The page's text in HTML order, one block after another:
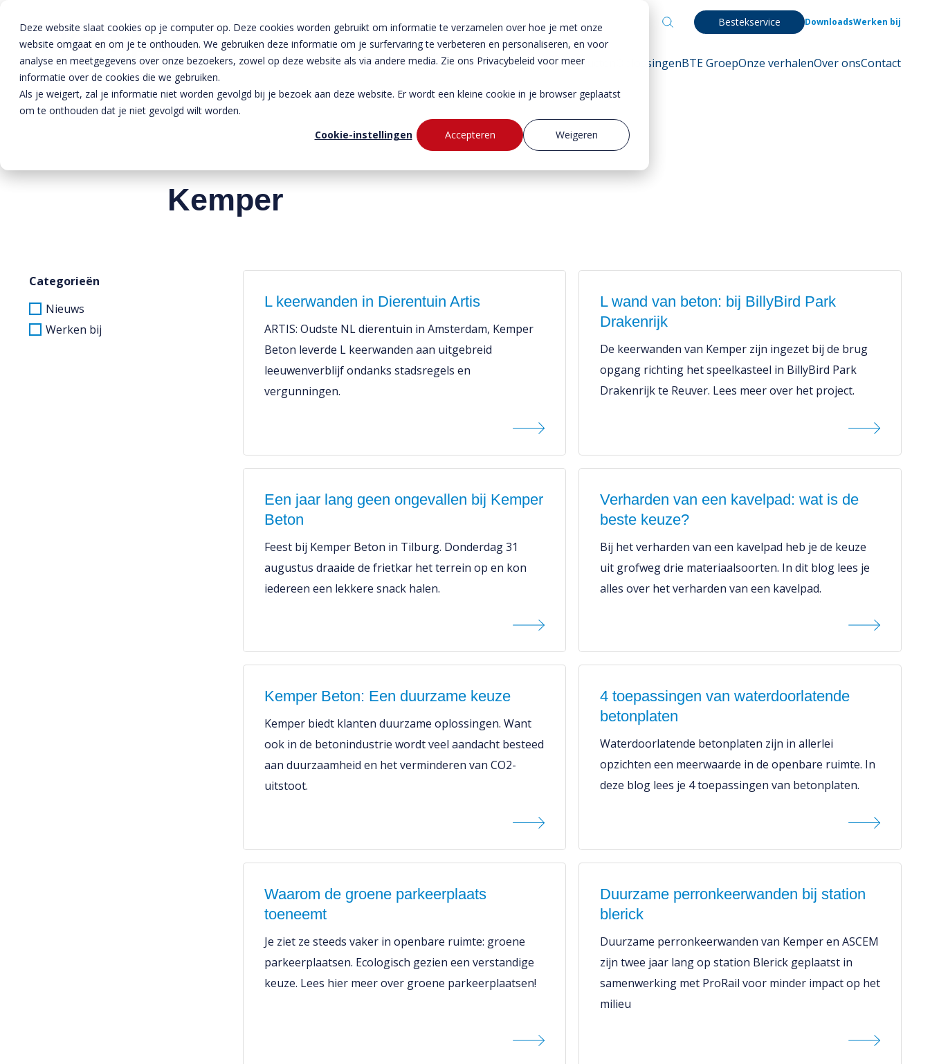
Deze website slaat cookies op je computer op. Deze cookies worden gebruikt om informatie te verzamelen over hoe je met onze
website omgaat en om je te onthouden. We gebruiken deze informatie om je surfervaring te verbeteren en personaliseren, en voor
analyse en meetgegevens over onze bezoekers, zowel op deze website als via andere media. Zie ons Privacybeleid voor meer
informatie over de cookies die we gebruiken.
Als je weigert, zal je informatie niet worden gevolgd bij je bezoek aan deze website. Er wordt een kleine cookie in je browser geplaatst
om te onthouden dat je niet gevolgd wilt worden.
Cookie-instellingen
Accepteren Weigeren
Bestekservice DownloadsWerken bij
Producten OplossingenBTE GroepOnze verhalenOver onsContact
Home»Nieuws »Kemper
Kemper
Categorieën
Nieuws
Werken bij
L keerwanden in Dierentuin Artis
ARTIS: Oudste NL dierentuin in Amsterdam, Kemper
Beton leverde L keerwanden aan uitgebreid
leeuwenverblijf ondanks stadsregels en
vergunningen.
L wand van beton: bij BillyBird Park
Drakenrijk
De keerwanden van Kemper zijn ingezet bij de brug
opgang richting het speelkasteel in BillyBird Park
Drakenrijk te Reuver. Lees meer over het project.
Een jaar lang geen ongevallen bij Kemper
Beton
Feest bij Kemper Beton in Tilburg. Donderdag 31
augustus draaide de frietkar het terrein op en kon
iedereen een lekkere snack halen.
Verharden van een kavelpad: wat is de
beste keuze?
Bij het verharden van een kavelpad heb je de keuze
uit grofweg drie materiaalsoorten. In dit blog lees je
alles over het verharden van een kavelpad.
Kemper Beton: Een duurzame keuze
Kemper biedt klanten duurzame oplossingen. Want
ook in de betonindustrie wordt veel aandacht besteed
aan duurzaamheid en het verminderen van CO2-
uitstoot.
4 toepassingen van waterdoorlatende
betonplaten
Waterdoorlatende betonplaten zijn in allerlei
opzichten een meerwaarde in de openbare ruimte. In
deze blog lees je 4 toepassingen van betonplaten.
Waarom de groene parkeerplaats
toeneemt
Je ziet ze steeds vaker in openbare ruimte: groene
parkeerplaatsen. Ecologisch gezien een verstandige
keuze. Lees hier meer over groene parkeerplaatsen!
Duurzame perronkeerwanden bij station
blerick
Duurzame perronkeerwanden van Kemper en ASCEM
zijn twee jaar lang op station Blerick geplaatst in
samenwerking met ProRail voor minder impact op het
milieu